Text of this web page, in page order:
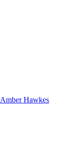
Amber Hawkes